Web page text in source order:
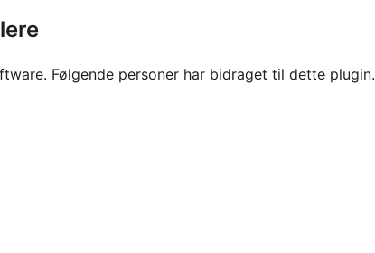
Følgende personer har bidraget til dette plugin.